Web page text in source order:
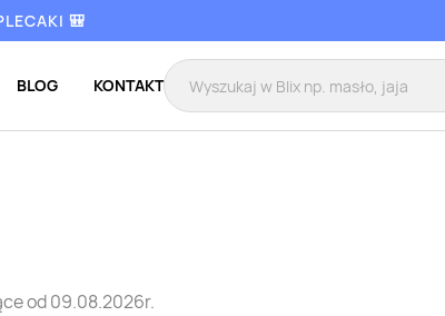
🎒
BLOG KONTAKT
od 09.08.2026r.